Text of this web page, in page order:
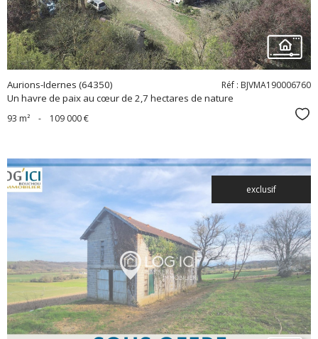
Aurions-Idernes (64350)
Un havre de paix au cœur de 2,7 hectares de nature
Réf : BJVMA190006760
93 m² - 109 000 €
exclusif
voir le
bien